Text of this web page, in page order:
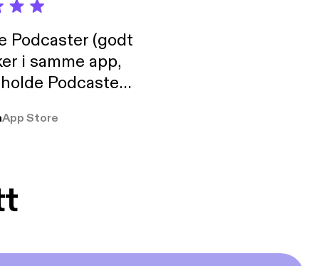
Podcaster (godt
i samme app,
Podcaster
App Store